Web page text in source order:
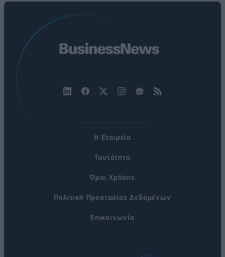
Η Εταιρεία
Ταυτότητα
Όροι Χρήσης
Πολιτική Προστασίας Δεδομένων
Επικοινωνία